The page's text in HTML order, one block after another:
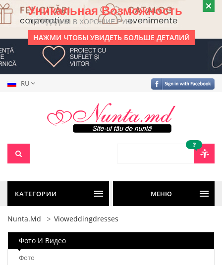
Уникальная Возможность
ПЕРЕДАДИМ В ХОРОШИЕ РУКИ
НАЖМИ ЧТОБЫ УВИДЕТЬ БОЛЬШЕ ДЕТАЛИЙ
RU
?
КАТЕГОРИИ МЕНЮ
Nunta.md Vioweddingdresses
Фото И Видео
Фото